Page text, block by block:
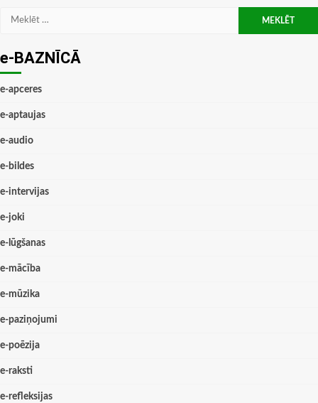
Meklēt:
e-BAZNĪCĀ
e-apceres
e-aptaujas
e-audio
e-bildes
e-intervijas
e-joki
e-lūgšanas
e-mācība
e-mūzika
e-paziņojumi
e-poēzija
e-raksti
e-refleksijas